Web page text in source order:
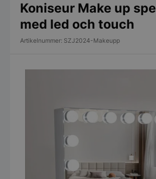
Koniseur Make up
med led och touch
Artikelnummer: SZJ2024-Makeupp